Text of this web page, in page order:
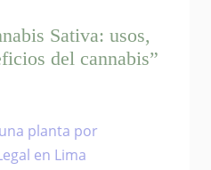
Sativa: usos,
del cannabis”
planta por
en Lima